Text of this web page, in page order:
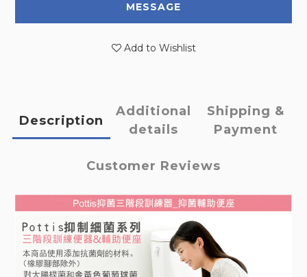
MESSAGE
Add to Wishlist
Description
Additional
details
Shipping &
Payment
Customer Reviews